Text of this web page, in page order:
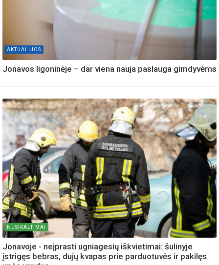
AKTUALIJOS
Jonavos ligoninėje – dar viena nauja paslauga gimdyvėms
NUSIKALTIMAI
Jonavoje - neįprasti ugniagesių iškvietimai: šulinyje
įstrigęs bebras, dujų kvapas prie parduotuvės ir pakilęs